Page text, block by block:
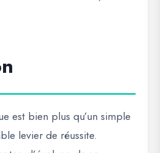
est bien plus qu’un simple
levier de réussite.